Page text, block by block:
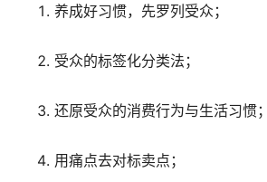
养成好习惯，先罗列受众；
受众的标签化分类法；
还原受众的消费行为与生活习惯；
用痛点去对标卖点；